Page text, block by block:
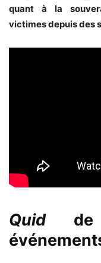
quant à la
victimes depuis des
Quidde